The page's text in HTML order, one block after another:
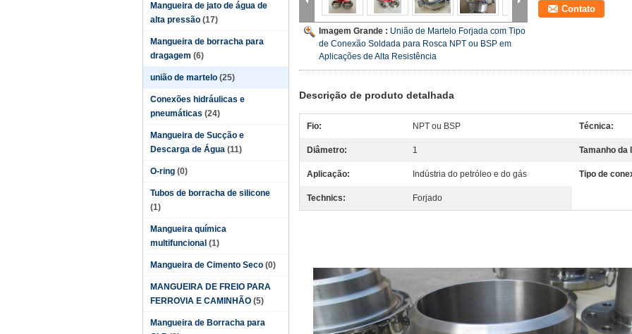
Mangueira de jato de água de
alta pressão (17)
Mangueira de borracha para
dragagem (6)
união de martelo (25)
Conexões hidráulicas e
pneumáticas (24)
Mangueira de Sucção e
Descarga de Água (11)
O-ring (0)
Tubos de borracha de silicone
(1)
Mangueira química
multifuncional (1)
Mangueira de Cimento Seco (0)
MANGUEIRA DE FREIO PARA
FERROVIA E CAMINHÃO (5)
Mangueira de Borracha para
Imagem Grande : União de Martelo Forjada com Tipo
de Conexão Soldada para Rosca NPT ou BSP em
Aplicações de Alta Resistência
Contato
Descrição de produto detalhada
Fio: NPT ou BSP Técnica:
Diâmetro: 1 Tamanho da
Aplicação: Indústria do petróleo e do gás Tipo de
Technics: Forjado